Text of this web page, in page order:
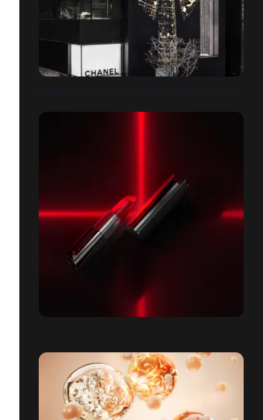
CHANEL / FACADE PROJECTION MAPPING FOR END OF YEAR